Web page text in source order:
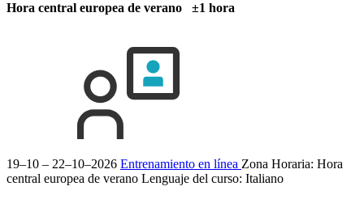
Hora central europea de verano ±1 hora
19–10 – 22–10–2026 Entrenamiento en línea Zona Horaria: Hora
central europea de verano Lenguaje del curso: Italiano